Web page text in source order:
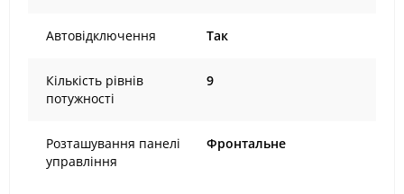
Автовідключення Так
Кількість рівнів
потужності
9
Розташування панелі
управління
Фронтальне